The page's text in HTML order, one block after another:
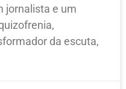
jornalista e um
da escuta,